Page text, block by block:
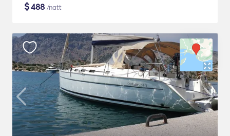
$488 /natt